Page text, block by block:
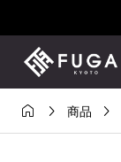
  商品 